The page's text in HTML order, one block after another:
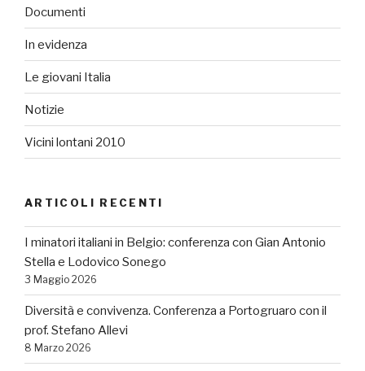
Documenti
In evidenza
Le giovani Italia
Notizie
Vicini lontani 2010
ARTICOLI RECENTI
I minatori italiani in Belgio: conferenza con Gian Antonio
Stella e Lodovico Sonego
3 Maggio 2026
Diversità e convivenza. Conferenza a Portogruaro con il
prof. Stefano Allevi
8 Marzo 2026